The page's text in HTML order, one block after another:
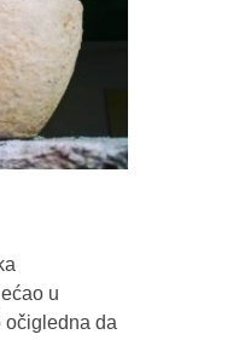
u
očigledna da